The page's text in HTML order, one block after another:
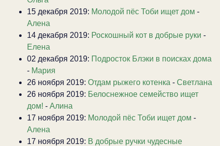
15 декабря 2019: Молодой пёс Тоби ищет дом -
Алена
14 декабря 2019: Роскошный кот в добрые руки -
Елена
02 декабря 2019: Подросток Блэки в поисках дома
- Мария
26 ноября 2019: Отдам рыжего котенка - Светлана
26 ноября 2019: Белоснежное семейство ищет
дом! - Алина
17 ноября 2019: Молодой пёс Тоби ищет дом -
Алена
17 ноября 2019: В добрые ручки чудесные